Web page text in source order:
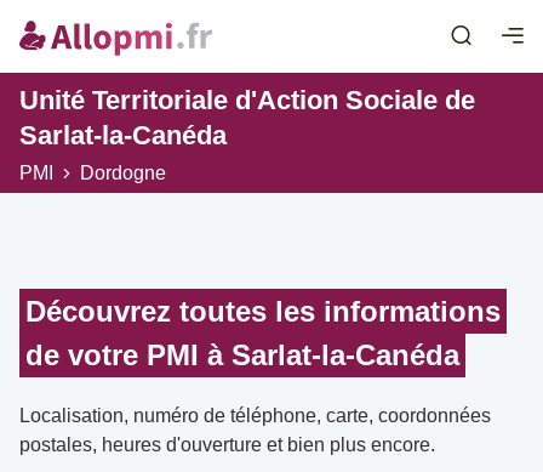
Unité Territoriale d'Action Sociale de
Sarlat-la-Canéda
PMI Dordogne
Découvrez toutes les informations
de votre PMI à Sarlat-la-Canéda
Localisation, numéro de téléphone, carte, coordonnées
postales, heures d'ouverture et bien plus encore.